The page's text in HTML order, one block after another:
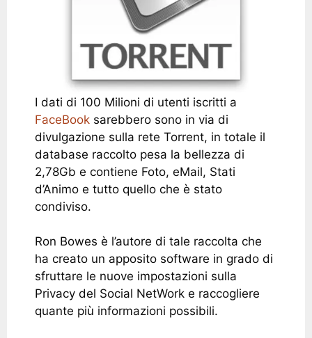
I dati di 100 Milioni di utenti iscritti a
FaceBook sarebbero sono in via di
divulgazione sulla rete Torrent, in totale il
database raccolto pesa la bellezza di
2,78Gb e contiene Foto, eMail, Stati
d’Animo e tutto quello che è stato
condiviso.
Ron Bowes è l’autore di tale raccolta che
ha creato un apposito software in grado di
sfruttare le nuove impostazioni sulla
Privacy del Social NetWork e raccogliere
quante più informazioni possibili.